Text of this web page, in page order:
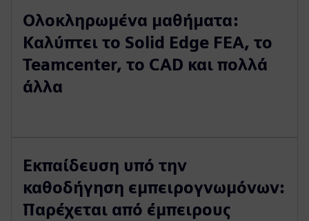
Ολοκληρωμένα μαθήματα:
Καλύπτει το Solid Edge FEA, το
Teamcenter, το CAD και πολλά
άλλα
Εκπαίδευση υπό την
καθοδήγηση εμπειρογνωμόνων:
Παρέχεται από έμπειρους